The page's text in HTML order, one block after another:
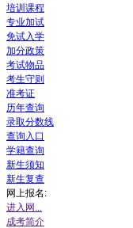
培训课程
专业加试
免试入学
加分政策
考试物品
考生守则
准考证
历年查询
录取分数线
查询入口
学籍查询
新生须知
新生复查
网上报名:
进入网...
成考简介